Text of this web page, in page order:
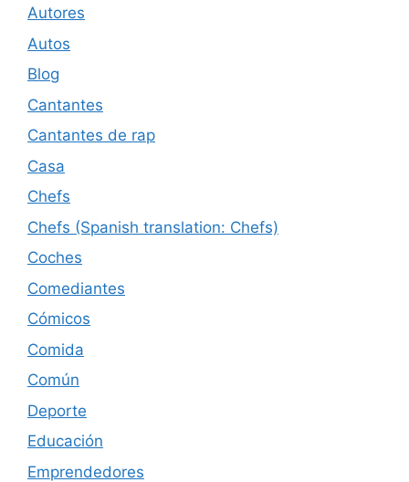
Autores
Autos
Blog
Cantantes
Cantantes de rap
Casa
Chefs
Chefs (Spanish translation: Chefs)
Coches
Comediantes
Cómicos
Comida
Común
Deporte
Educación
Emprendedores